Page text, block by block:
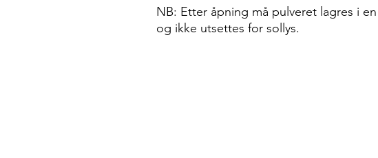
NB: Etter åpning må pulveret lagres i
og ikke utsettes for sollys.